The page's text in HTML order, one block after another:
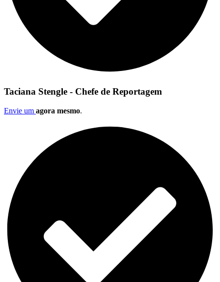
Taciana Stengle - Chefe de Reportagem
Envie um agora mesmo.